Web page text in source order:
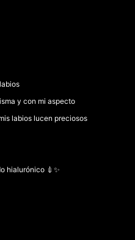
y con mi aspecto
labios lucen preciosos
hialurónico 💉✨